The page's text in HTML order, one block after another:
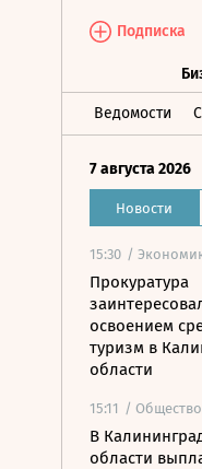
Подписка
Ведомости
7 августа 2026
Новости
15:30 /
Прокуратура
освоением
туризм в
области
15:11 / Общество
В
области